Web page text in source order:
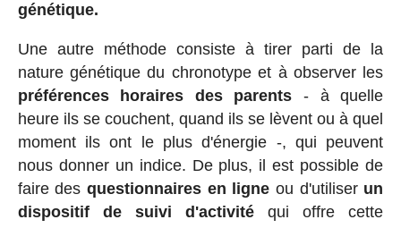
génétique.
Une autre méthode consiste à tirer parti de la
nature génétique du chronotype et à observer les
préférences horaires des parents - à quelle
heure ils se couchent, quand ils se lèvent ou à quel
moment ils ont le plus d'énergie -, qui peuvent
nous donner un indice. De plus, il est possible de
faire desquestionnaires en ligne ou d'utiliser un
dispositif de suivi d'activitéqui offre cette